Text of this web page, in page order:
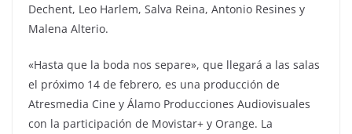
Dechent, Leo Harlem, Salva Reina, Antonio Resines y
Malena Alterio.
«Hasta que la boda nos separe», que llegará a las salas
el próximo 14 de febrero, es una producción de
Atresmedia Cine y Álamo Producciones Audiovisuales
con la participación de Movistar+ y Orange. La